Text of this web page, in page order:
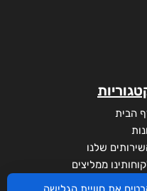
הבית
שלנו
ממליצים